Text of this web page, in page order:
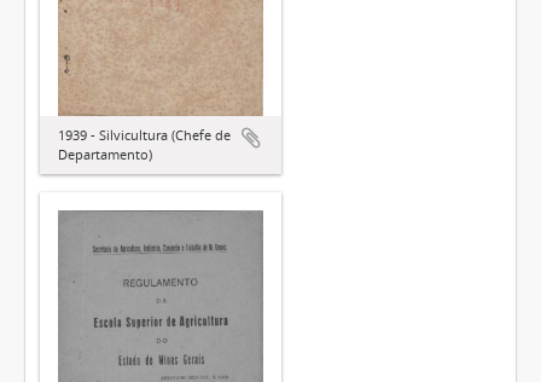
1939 - Silvicultura (Chefe de
Departamento)